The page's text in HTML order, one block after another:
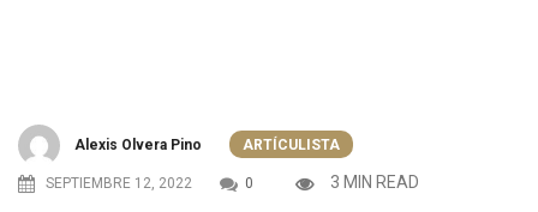
Alexis Olvera Pino ARTÍCULISTA
SEPTIEMBRE 12, 2022 0 3 MIN READ